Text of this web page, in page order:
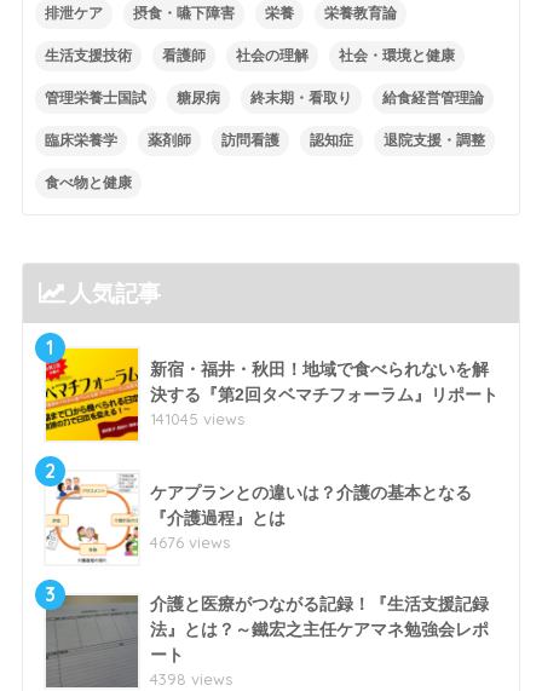
排泄ケア 摂食・嚥下障害 栄養 栄養教育論
生活支援技術 看護師 社会の理解 社会・環境と健康
管理栄養士国試 糖尿病 終末期・看取り 給食経営管理論
臨床栄養学 薬剤師 訪問看護 認知症 退院支援・調整
食べ物と健康
人気記事
1
新宿・福井・秋田！地域で食べられないを解
決する『第2回タベマチフォーラム』リポート
141045 views
2
ケアプランとの違いは？介護の基本となる
『介護過程』とは
4676 views
3
介護と医療がつながる記録！『生活支援記録
法』とは？～鐵宏之主任ケアマネ勉強会レポ
ート
4398 views